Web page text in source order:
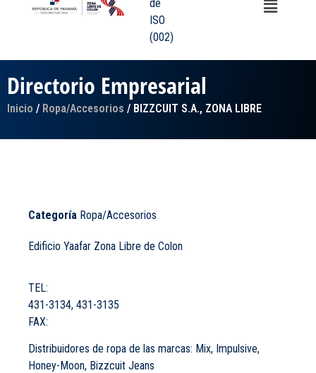
Directorio Empresarial
Inicio / Ropa/Accesorios / BIZZCUIT S.A., ZONA LIBRE
Categoría Ropa/Accesorios
Edificio Yaafar Zona Libre de Colon
TEL:
431-3134, 431-3135
FAX:
Distribuidores de ropa de las marcas: Mix, Impulsive,
Honey-Moon, Bizzcuit Jeans